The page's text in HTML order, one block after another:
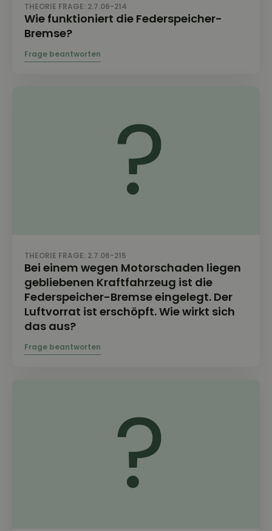
THEORIE FRAGE: 2.7.06-214
Wie funktioniert die Federspeicher-
Bremse?
THEORIE FRAGE: 2.7.06-215
Bei einem wegen Motorschaden liegen
gebliebenen Kraftfahrzeug ist die
Federspeicher-Bremse eingelegt. Der
Luftvorrat ist erschöpft. Wie wirkt sich
das aus?